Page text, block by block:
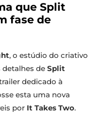
que Split
fase de
, o estúdio do criativo
detalhes de Split
dedicado à
esta uma nova
por It Takes Two.